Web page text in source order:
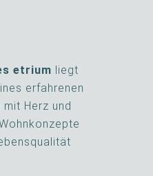
etrium liegt
erfahrenen
Herz und